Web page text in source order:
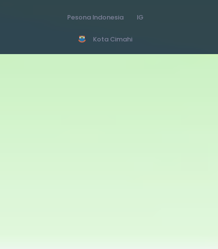
Kota Cimahi
Pesona Indonesia IG